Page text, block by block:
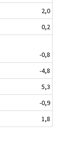
2,0
0,2
-0,8
-4,8
5,3
-0,9
1,8